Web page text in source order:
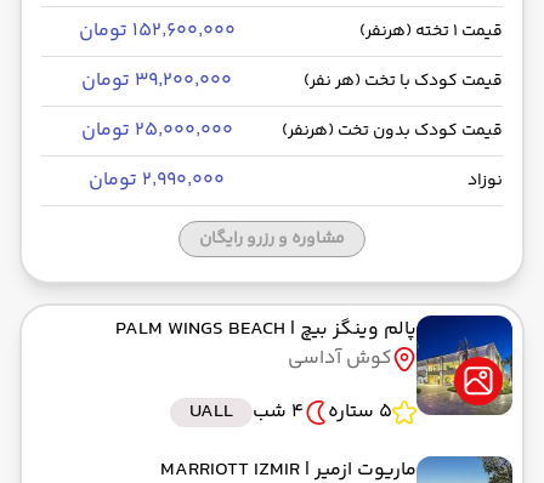
قیمت 1 تخته (هرنفر) ۱۵۲٬۶۰۰٬۰۰۰ تومان
قیمت کودک با تخت (هر نفر) ۳۹٬۲۰۰٬۰۰۰ تومان
قیمت کودک بدون تخت (هرنفر) ۲۵٬۰۰۰٬۰۰۰ تومان
نوزاد ۲٬۹۹۰٬۰۰۰ تومان
مشاوره و رزرو رایگان
پالم وینگز بیچ | PALM WINGS BEACH
کوش آداسی
5 ستاره
4 شب
UALL
ماریوت ازمیر| MARRIOTT IZMIR